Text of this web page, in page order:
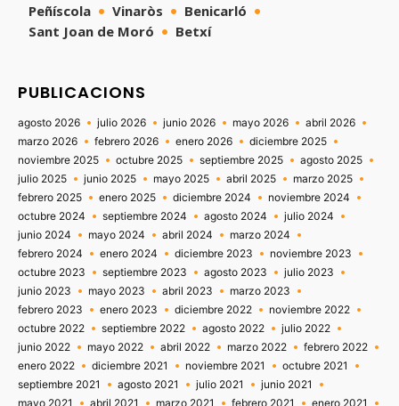
Peñíscola
Vinaròs
Benicarló
Sant Joan de Moró
Betxí
PUBLICACIONS
agosto 2026 julio 2026 junio 2026 mayo 2026
abril 2026
marzo 2026
febrero 2026 enero 2026
diciembre 2025
noviembre 2025
octubre 2025 septiembre 2025
agosto 2025
julio 2025
junio 2025 mayo 2025 abril 2025
marzo 2025
febrero 2025
enero 2025 diciembre 2024
noviembre 2024
octubre 2024
septiembre 2024 agosto 2024
julio 2024
junio 2024
mayo 2024 abril 2024
marzo 2024
febrero 2024
enero 2024 diciembre 2023
noviembre 2023
octubre 2023
septiembre 2023 agosto 2023
julio 2023
junio 2023
mayo 2023 abril 2023
marzo 2023
febrero 2023
enero 2023 diciembre 2022
noviembre 2022
octubre 2022
septiembre 2022 agosto 2022
julio 2022
junio 2022
mayo 2022 abril 2022 marzo 2022
febrero 2022
enero 2022
diciembre 2021 noviembre 2021
octubre 2021
septiembre 2021
agosto 2021 julio 2021
junio 2021
mayo 2021
abril 2021 marzo 2021 febrero 2021
enero 2021